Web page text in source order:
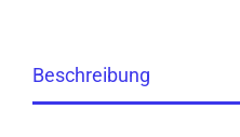
Beschreibung